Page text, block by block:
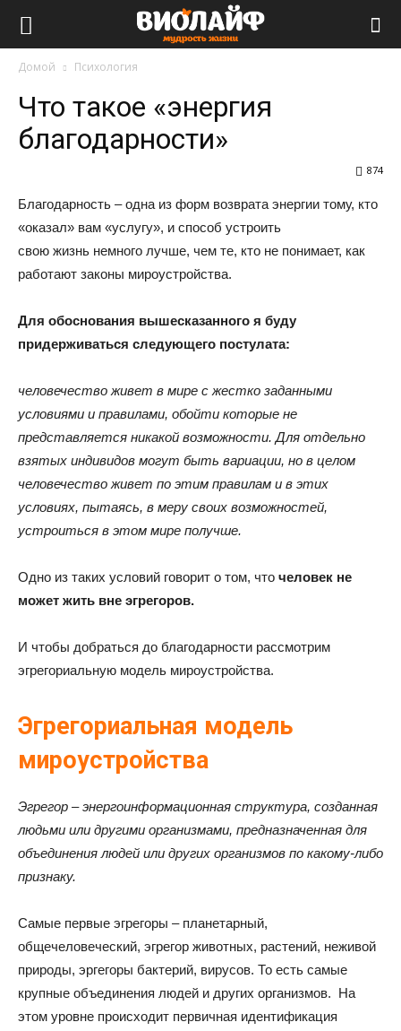
Домой Психология
Что такое «энергия
благодарности»
874
Благодарность – одна из форм возврата энергии тому, кто
«оказал» вам «услугу», и способ устроить
свою жизнь немного лучше, чем те, кто не понимает, как
работают законы мироустройства.
Для обоснования вышесказанного я буду
придерживаться следующего постулата:
человечество живет в мире с жестко заданными
условиями и правилами, обойти которые не
представляется никакой возможности. Для отдельно
взятых индивидов могут быть вариации, но в целом
человечество живет по этим правилам и в этих
условиях, пытаясь, в меру своих возможностей,
устроиться в этом мире получше.
Одно из таких условий говорит о том, что человек не
может жить вне эгрегоров.
И чтобы добраться до благодарности рассмотрим
эгрегориальную модель мироустройства.
Эгрегориальная модель
мироустройства
Эгрегор – энергоинформационная структура, созданная
людьми или другими организмами, предназначенная для
объединения людей или других организмов по какому-либо
признаку.
Самые первые эгрегоры – планетарный,
общечеловеческий, эгрегор животных, растений, неживой
природы, эргегоры бактерий, вирусов. То есть самые
крупные объединения людей и других организмов. На
этом уровне происходит первичная идентификация